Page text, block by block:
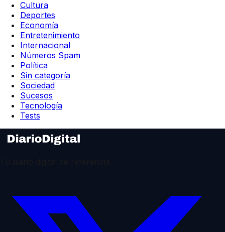
Cultura
Deportes
Economía
Entretenimiento
Internacional
Números Spam
Política
Sin categoría
Sociedad
Sucesos
Tecnología
Tests